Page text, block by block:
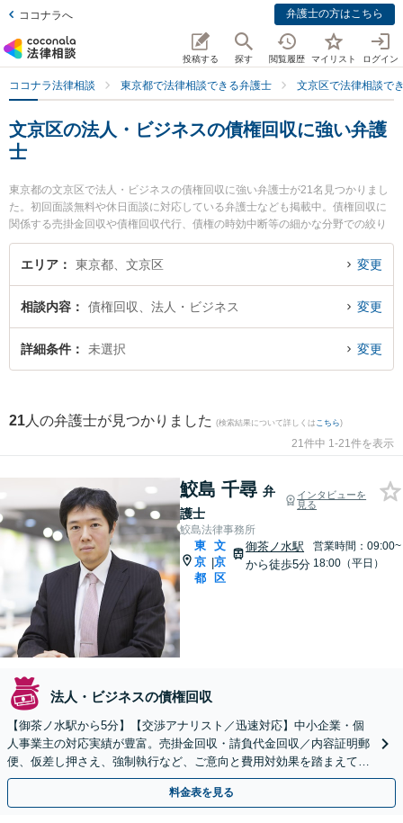
ココナラへ 弁護士の方はこちら
投稿する 探す 閲覧履歴 マイリスト ログイン
ココナラ法律相談 東京都で法律相談できる弁護士 文京区で法律相談で
文京区の法人・ビジネスの債権回収に強い弁護
士
東京都の文京区で法人・ビジネスの債権回収に強い弁護士が21名見つかりまし
た。初回面談無料や休日面談に対応している弁護士なども掲載中。債権回収に
関係する売掛金回収や債権回収代行、債権の時効中断等の細かな分野での絞り
込み検索もでき便利です。特に鮫島法律事務所の鮫島 千尋弁護士やフリューゲ
ル法律事務所 の佐々木 亮弁護士、谷根千つなぐ法律事務所の小野 智彦弁護士
に相談したい』『法人・ビジネスの債権回収のトラブル解決の実績豊富な近く
の弁護士を検索したい』『初回相談無料で法人・ビジネスの債権回収を法律相
談できる文京区内の弁護士に相談予約したい』などでお困りの相談者さんにお
エリア 東京都、文京区 変更
相談内容 債権回収、法人・ビジネス 変更
詳細条件 未選択 変更
21 人の弁護士が見つかりました (検索結果について詳しくは こちら)
21件中 1-21件を表示
鮫島 千尋 弁
護士
インタビューを
見る
鮫島法律事務所
東
京
都
|
文
京
区
御茶ノ水駅
から徒歩5分
営業時間：09:00~
18:00（平日）
法人・ビジネスの債権回収
【御茶ノ水駅から5分】【交渉アナリスト／迅速対応】中小企業・個
人事業主の対応実績が豊富。売掛金回収・請負代金回収／内容証明郵
便、仮差し押さえ、強制執行など、ご意向と費用対効果を踏まえて最
適な回収方法をご提案いたします。
料金表を見る